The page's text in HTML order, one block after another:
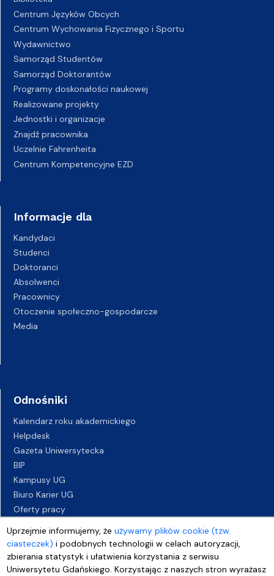
Uprzejmie informujemy, żeużywamy plików cookie (tzw.
ciasteczek) i podobnych technologii w celach autoryzacji,
zbierania statystyk i ułatwienia korzystania z serwisu
Uniwersytetu Gdańskiego. Korzystając z naszych stron wyrażasz
Centrum Języków Obcych
Centrum Wychowania Fizycznego i Sportu
Wydawnictwo
Samorząd Studentów
Samorząd Doktorantów
Programy doskonałości naukowej
Realizowane projekty
Jednostki i organizacje
Znajdź pracownika
Uczelnie Fahrenheita
Centrum Kompetencyjne EZD
Informacje dla
Kandydaci
Studenci
Doktoranci
Absolwenci
Pracownicy
Otoczenie społeczno-gospodarcze
Media
Odnośniki
Kalendarz roku akademickiego
Helpdesk
Gazeta Uniwersytecka
BIP
Kampusy UG
Biuro Karier UG
Oferty pracy